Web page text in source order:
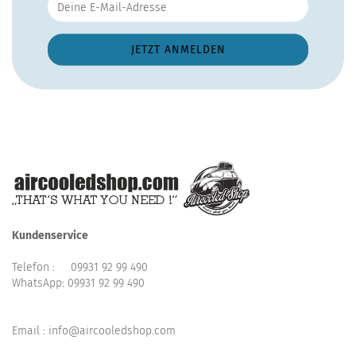
Kundenservice
Telefon : 09931 92 99 490
WhatsApp: 09931 92 99 490
Email : info@aircooledshop.com